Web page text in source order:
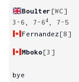
Boulter [WC]
3-6, 7-64
, 7-5
Fernandez [8]
Mboko [3]
bye